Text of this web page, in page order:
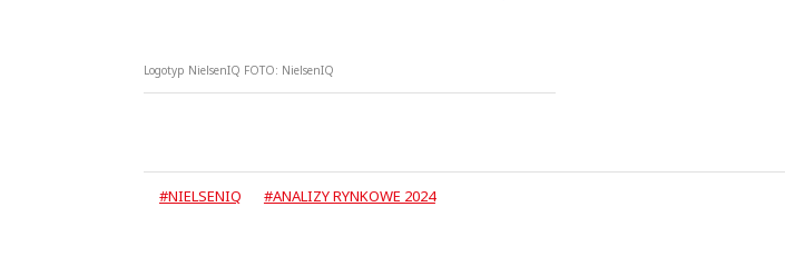
Logotyp NielsenIQ FOTO: NielsenIQ
#NIELSENIQ #ANALIZY RYNKOWE 2024